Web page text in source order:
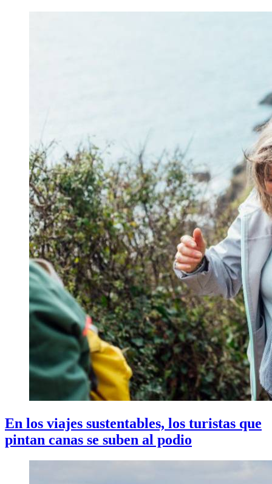
En los viajes sustentables, los turistas que
pintan canas se suben al podio